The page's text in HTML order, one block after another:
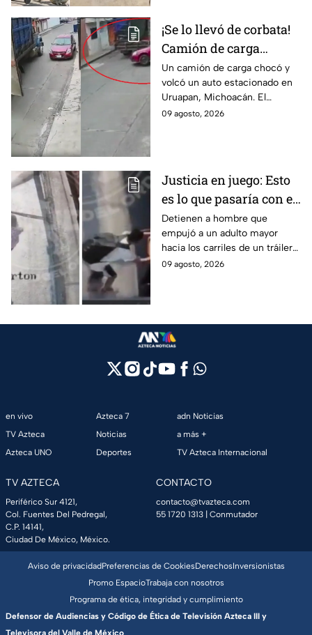
¡Se lo llevó de corbata!
Camión de carga
arrastra auto
estacionado en
Uruapan, Michoacán
(VIDEO)
Un camión de carga chocó y
volcó un auto estacionado en
Uruapan, Michoacán. El
insólito momento quedó
09 agosto, 2026
Justicia en juego: Esto
es lo que pasaría con el
agresor del adulto
mayor arrojado a un
tráiler en Monterrey
Detienen a hombre que
empujó a un adulto mayor
hacia los carriles de un tráiler
en Monterrey. Conoce los
09 agosto, 2026
en vivo
TV Azteca
Azteca UNO
Azteca 7
Noticias
Deportes
adn Noticias
a más +
TV Azteca Internacional
TV AZTECA
Periférico Sur 4121,
Col. Fuentes Del Pedregal,
C.P. 14141,
Ciudad De México, México.
CONTACTO
contacto@tvazteca.com
55 1720 1313 | Conmutador
Aviso de privacidadPreferencias de CookiesDerechosInversionistas
Promo EspacioTrabaja con nosotros
Programa de ética, integridad y cumplimiento
Defensor de Audiencias y Código de Ética de Televisión Azteca III y
Televisora del Valle de México